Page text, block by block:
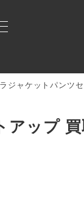
ジャケットパンツ
アップ